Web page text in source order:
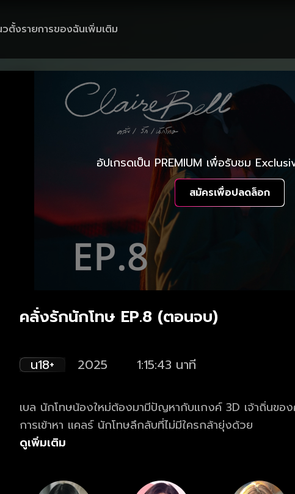
วตั้งรายการของฉันเพิ่มเติม
อัปเกรดเป็น PREMIUM เพื่อรับชม
สมัครเพื่อปลดล็อก
คลั่งรักนักโทษ EP.8 (ตอนจบ)
น18+ 2025 1:15:43 นาที
เบล นักโทษน้องใหม่ต้องมามีปัญหากับแกงค์ 3D เจ้าถิ่นขอ
การเข้าหา แคลร์ นักโทษลึกลับที่ไม่มีใครกล้ายุ่งด้วย
ดูเพิ่มเติม